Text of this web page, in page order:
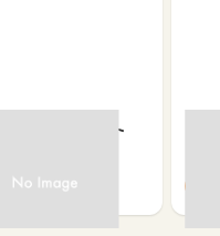
プレミアポイント
370 650